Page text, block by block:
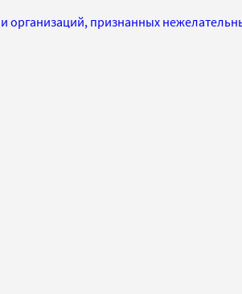
организаций, признанных